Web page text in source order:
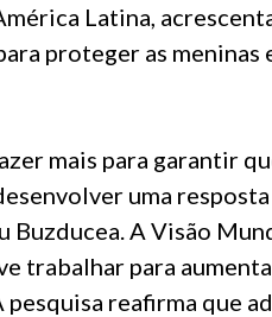
Latina,
proteger as meninas
mais para garantir
uma
Buzducea. A Visão
trabalhar para
pesquisa reafirma que